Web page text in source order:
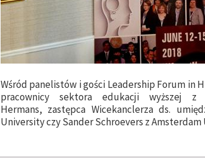
Wśród panelistów i gości Leadership Forum in
pracownicy sektora edukacji wyższej z
Hermans, zastępca Wicekanclerza ds.
University czy Sander Schroevers z